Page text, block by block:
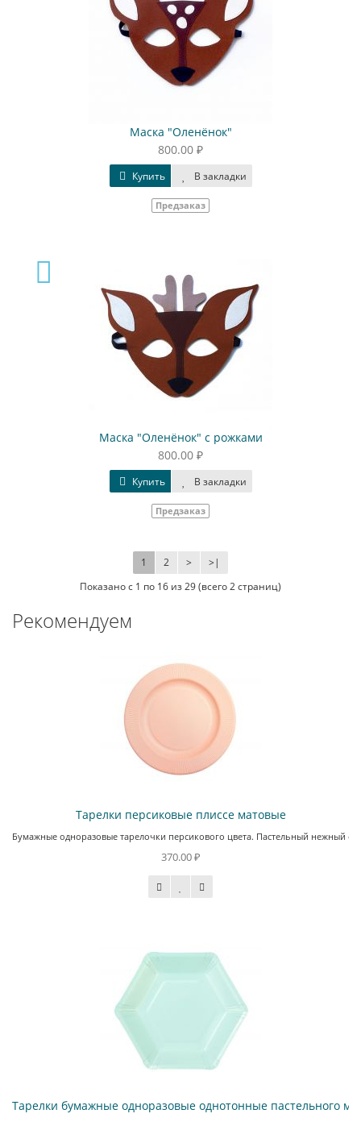
Маска "Оленёнок"
800.00 ₽
Купить В закладки
Предзаказ
Маска "Оленёнок" с рожками
800.00 ₽
Купить В закладки
Предзаказ
1 2 > >|
Показано с 1 по 16 из 29 (всего 2 страниц)
Рекомендуем
Тарелки персиковые плиссе матовые
Бумажные одноразовые тарелочки персикового цвета. Пастельный нежный
370.00 ₽
Тарелки бумажные одноразовые однотонные пастельного